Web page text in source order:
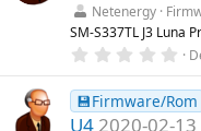
t
r
e
l
a
(
s
Netenergy
SM-S337TL J3 Luna
0
0
0
e
💾Firmware/Rom
U4 2020-02-13